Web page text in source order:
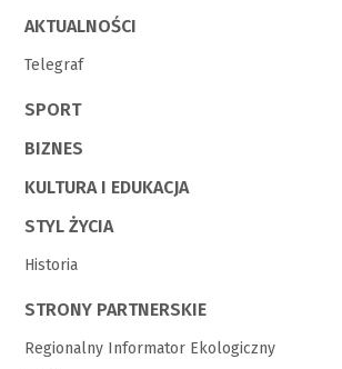
AKTUALNOŚCI
Telegraf
SPORT
BIZNES
KULTURA I EDUKACJA
STYL ŻYCIA
Historia
STRONY PARTNERSKIE
Regionalny Informator Ekologiczny